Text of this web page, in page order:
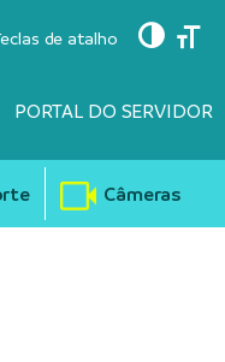
de atalho
PORTAL DO SERVIDOR
Câmeras